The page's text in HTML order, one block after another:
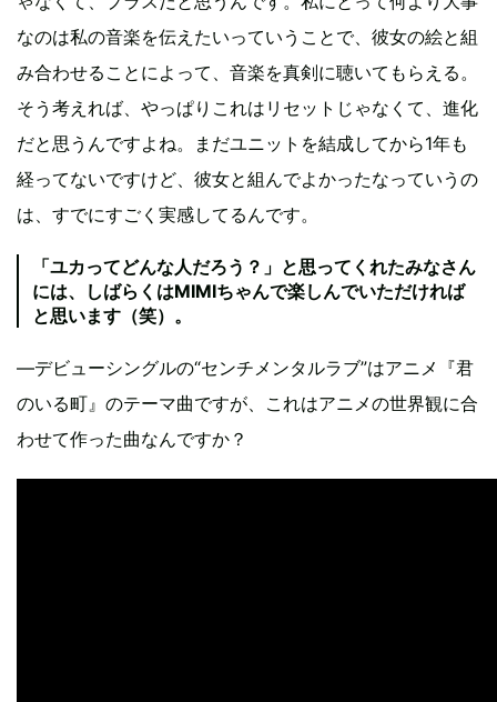
なのは私の音楽を伝えたいっていうことで、彼女の絵と組
み合わせることによって、音楽を真剣に聴いてもらえる。
そう考えれば、やっぱりこれはリセットじゃなくて、進化
だと思うんですよね。まだユニットを結成してから1年も
経ってないですけど、彼女と組んでよかったなっていうの
は、すでにすごく実感してるんです。
「ユカってどんな人だろう？」と思ってくれたみなさん
には、しばらくはMIMIちゃんで楽しんでいただければ
と思います（笑）。
―デビューシングルの“センチメンタルラブ”はアニメ『君
のいる町』のテーマ曲ですが、これはアニメの世界観に合
わせて作った曲なんですか？